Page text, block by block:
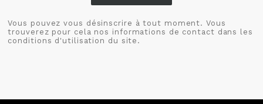
Vous pouvez vous désinscrire à tout moment. Vous
trouverez pour cela nos informations de contact dans les
conditions d'utilisation du site.